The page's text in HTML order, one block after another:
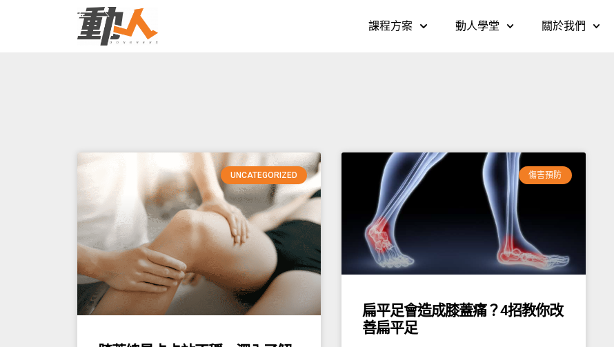
課程方案 動人學堂 關於我們
UNCATEGORIZED 傷害預防
扁平足會造成膝蓋痛？4招教你改
善扁平足